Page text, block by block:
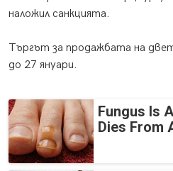
наложил санкцията.
Търгът за продажбата на
до 27 януари.
Fungus Is
Dies From